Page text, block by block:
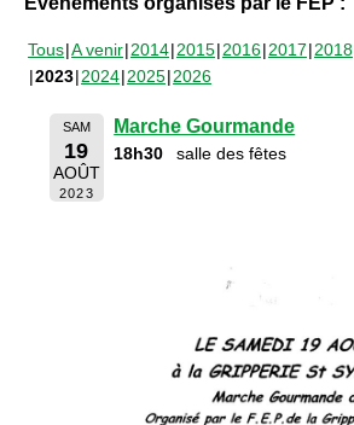
Tous A venir 2014 2015 2016 2017 2018
2023 2024 2025 2026
SAM
19
AOÛT
2023
Marche Gourmande
18h30 salle des fêtes